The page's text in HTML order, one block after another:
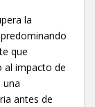
la
que
al impacto de
una
antes de